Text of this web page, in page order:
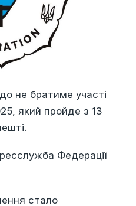
не братиме участі
який пройде з 13
Федерації
стало